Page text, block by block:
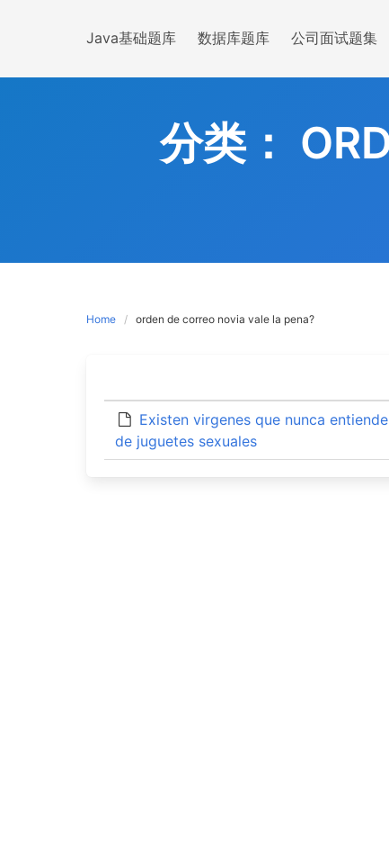
Java基础题库 数据库题库 公司面试题集
分类：
Home orden de correo novia vale la pena?
Existen virgenes que nunca
de juguetes sexuales